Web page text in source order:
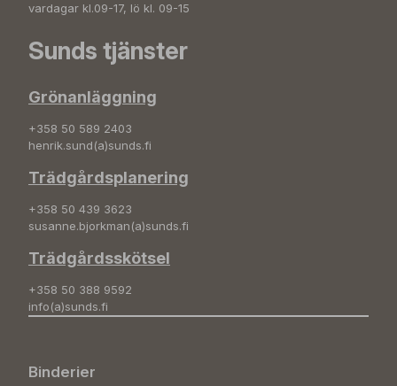
vardagar kl.09-17, lö kl. 09-15
Sunds tjänster
Grönanläggning
+358 50 589 2403
henrik.sund(a)sunds.fi
Trädgårdsplanering
+358 50 439 3623
susanne.bjorkman(a)sunds.fi
Trädgårdsskötsel
+358 50 388 9592
info(a)sunds.fi
Binderier